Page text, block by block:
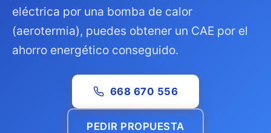
eléctrica por una bomba de calor
(aerotermia), puedes obtener un CAE por el
ahorro energético conseguido.
668 670 556
PEDIR PROPUESTA